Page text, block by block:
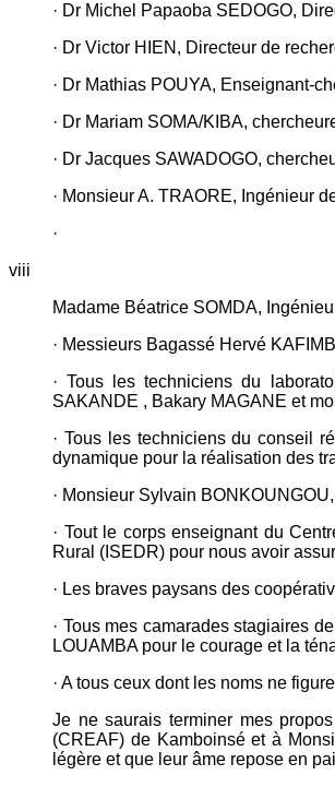
· Dr Michel Papaoba SEDOGO,
· Dr Victor HIEN, Directeur de
· Dr Mathias POUYA, Enseignant-
· Dr Mariam SOMA/KIBA,
· Dr Jacques SAWADOGO,
· Monsieur A. TRAORE, Ingénieur
·
viii
Madame Béatrice SOMDA,
· Messieurs Bagassé Hervé
· Tous les techniciens du
SAKANDE , Bakary MAGANE et
· Tous les techniciens du conseil
dynamique pour la réalisation des
· Monsieur Sylvain
· Tout le corps enseignant du
Rural (ISEDR) pour nous avoir
· Les braves paysans des
· Tous mes camarades stagiaires
LOUAMBA pour le courage et la
· A tous ceux dont les noms ne
Je ne saurais terminer mes
(CREAF) de Kamboinsé et à
légère et que leur âme repose en